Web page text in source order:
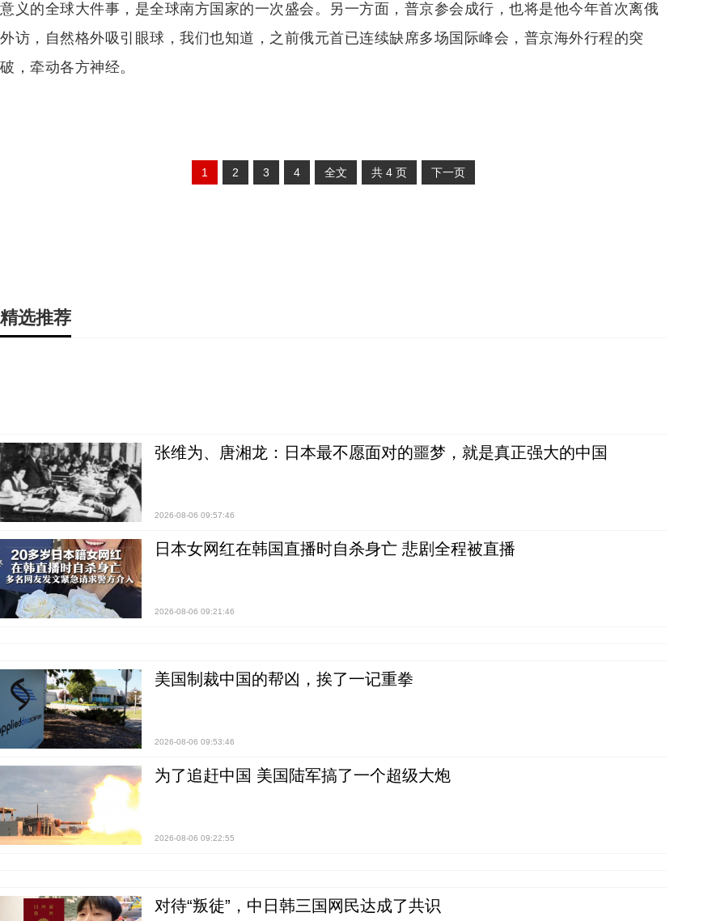
意义的全球大件事，是全球南方国家的一次盛会。另一方面，普京参会成行，也将是他今年首次离俄
外访，自然格外吸引眼球，我们也知道，之前俄元首已连续缺席多场国际峰会，普京海外行程的突
破，牵动各方神经。
1 2 3 4 全文 共 4 页 下一页
精选推荐
张维为、唐湘龙：日本最不愿面对的噩梦，就是真正强大的中国
2026-08-06 09:57:46
日本女网红在韩国直播时自杀身亡 悲剧全程被直播
2026-08-06 09:21:46
美国制裁中国的帮凶，挨了一记重拳
2026-08-06 09:53:46
为了追赶中国 美国陆军搞了一个超级大炮
2026-08-06 09:22:55
对待“叛徒”，中日韩三国网民达成了共识